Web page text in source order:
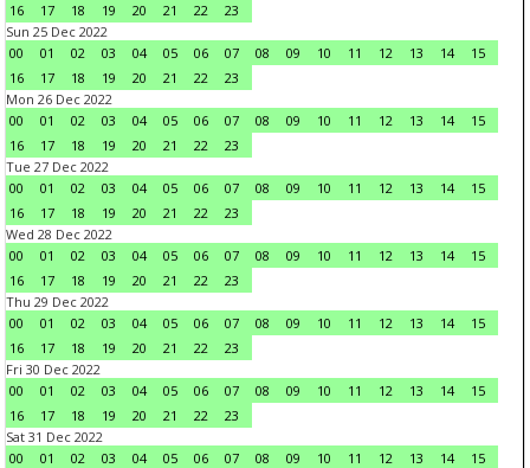
16
17 18 19 20 21 22
23
Sun 25 Dec 2022
00
01 02 03 04 05 06 07 08 09 10 11 12 13 14
15
16
17 18 19 20 21 22
23
Mon 26 Dec 2022
00
01 02 03 04 05 06 07 08 09 10 11 12 13 14
15
16
17 18 19 20 21 22
23
Tue 27 Dec 2022
00
01 02 03 04 05 06 07 08 09 10 11 12 13 14
15
16
17 18 19 20 21 22
23
Wed 28 Dec 2022
00
01 02 03 04 05 06 07 08 09 10 11 12 13 14
15
16
17 18 19 20 21 22
23
Thu 29 Dec 2022
00
01 02 03 04 05 06 07 08 09 10 11 12 13 14
15
16
17 18 19 20 21 22
23
Fri 30 Dec 2022
00
01 02 03 04 05 06 07 08 09 10 11 12 13 14
15
16
17 18 19 20 21 22
23
Sat 31 Dec 2022
00
01 02 03 04 05 06 07 08 09 10 11 12 13 14
15